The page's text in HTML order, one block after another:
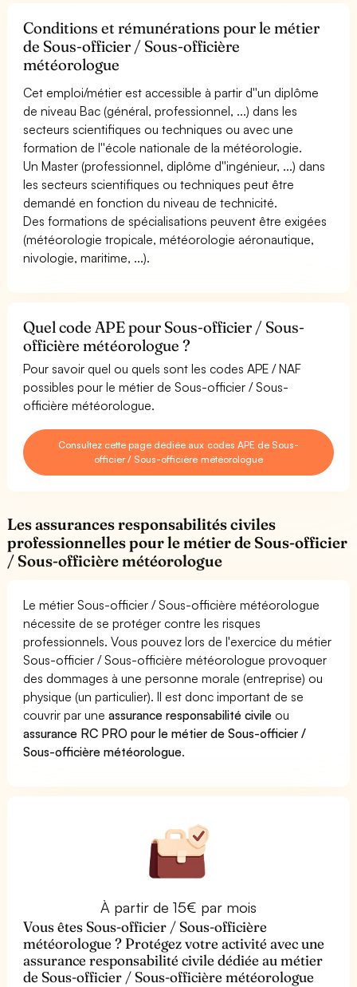
Conditions et rémunérations pour le métier
de Sous-officier / Sous-officière
météorologue
Cet emploi/métier est accessible à partir d''un diplôme
de niveau Bac (général, professionnel, ...) dans les
secteurs scientifiques ou techniques ou avec une
formation de l''école nationale de la météorologie.
Un Master (professionnel, diplôme d''ingénieur, ...) dans
les secteurs scientifiques ou techniques peut être
demandé en fonction du niveau de technicité.
Des formations de spécialisations peuvent être exigées
(météorologie tropicale, météorologie aéronautique,
nivologie, maritime, ...).
Quel code APE pour Sous-officier / Sous-
officière météorologue ?
Pour savoir quel ou quels sont les codes APE / NAF
possibles pour le métier de Sous-officier / Sous-
officière météorologue.
Consultez cette page dédiée aux codes APE de Sous-
officier / Sous-officière météorologue
Les assurances responsabilités civiles
professionnelles pour le métier de Sous-officier
/ Sous-officière météorologue
Le métier Sous-officier / Sous-officière météorologue
nécessite de se protéger contre les risques
professionnels. Vous pouvez lors de l'exercice du métier
Sous-officier / Sous-officière météorologue provoquer
des dommages à une personne morale (entreprise) ou
physique (un particulier). Il est donc important de se
couvrir par uneassurance responsabilité civile ou
assurance RC PRO pour le métier de Sous-officier /
Sous-officière météorologue.
À partir de 15€ par mois
Vous êtes Sous-officier / Sous-officière
météorologue ? Protégez votre activité avec une
assurance responsabilité civile dédiée au métier
de Sous-officier / Sous-officière météorologue